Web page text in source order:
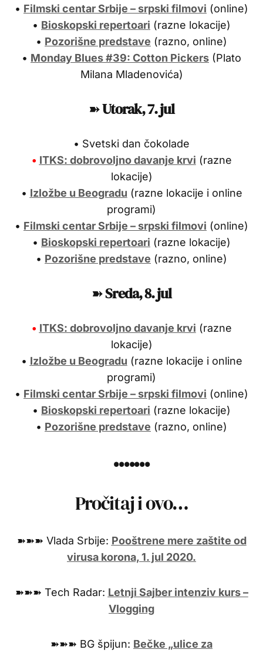
• Filmski centar Srbije – srpski filmovi (online)
• Bioskopski repertoari (razne lokacije)
• Pozorišne predstave (razno, online)
• Monday Blues #39: Cotton Pickers (Plato
Milana Mladenovića)
➽Utorak, 7. jul
• Svetski dan čokolade
• ITKS: dobrovoljno davanje krvi (razne
lokacije)
• Izložbe u Beogradu (razne lokacije i online
programi)
• Filmski centar Srbije – srpski filmovi (online)
• Bioskopski repertoari (razne lokacije)
• Pozorišne predstave (razno, online)
➽Sreda, 8. jul
• ITKS: dobrovoljno davanje krvi (razne
lokacije)
• Izložbe u Beogradu (razne lokacije i online
programi)
• Filmski centar Srbije – srpski filmovi (online)
• Bioskopski repertoari (razne lokacije)
• Pozorišne predstave (razno, online)
•••••••
Pročitaj i ovo…
➽➽➽ Vlada Srbije: Pooštrene mere zaštite od
virusa korona, 1. jul 2020.
➽➽➽ Tech Radar: Letnji Sajber intenziv kurs –
Vlogging
➽➽➽ BG špijun: Bečke „ulice za